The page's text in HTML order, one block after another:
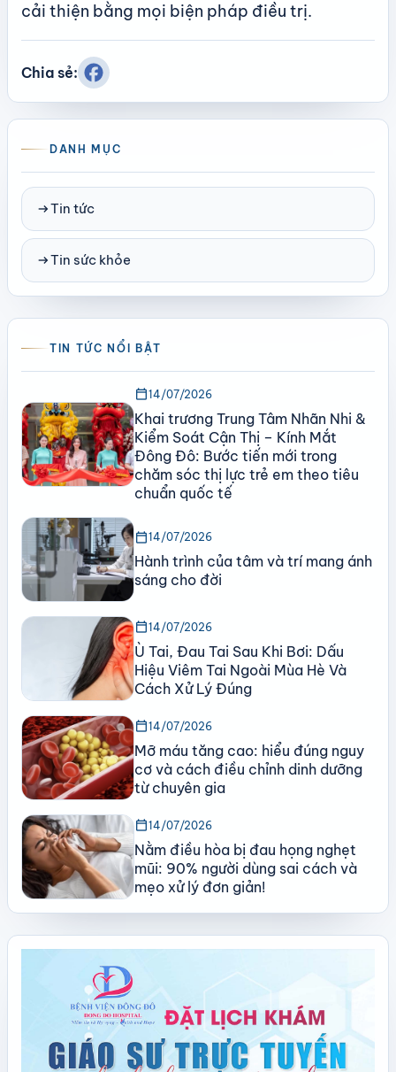
cải thiện bằng mọi biện pháp điều trị.
Chia sẻ:
DANH MỤC
arrow_right_altTin tức
arrow_right_altTin sức khỏe
TIN TỨC NỔI BẬT
calendar_today14/07/2026
Khai trương Trung Tâm Nhãn Nhi &
Kiểm Soát Cận Thị – Kính Mắt
Đông Đô: Bước tiến mới trong
chăm sóc thị lực trẻ em theo tiêu
chuẩn quốc tế
calendar_today14/07/2026
Hành trình của tâm và trí mang ánh
sáng cho đời
calendar_today14/07/2026
Ù Tai, Đau Tai Sau Khi Bơi: Dấu
Hiệu Viêm Tai Ngoài Mùa Hè Và
Cách Xử Lý Đúng
calendar_today14/07/2026
Mỡ máu tăng cao: hiểu đúng nguy
cơ và cách điều chỉnh dinh dưỡng
từ chuyên gia
calendar_today14/07/2026
Nằm điều hòa bị đau họng nghẹt
mũi: 90% người dùng sai cách và
mẹo xử lý đơn giản!